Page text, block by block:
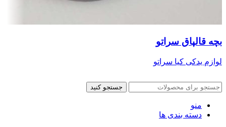
بچه قالپاق سراتو
لوازم یدکی کیا سراتو
جستجو کنید
منو
دسته بندی ها